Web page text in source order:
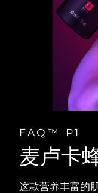
FAQ™ P1
麦卢卡
这款营养丰富的